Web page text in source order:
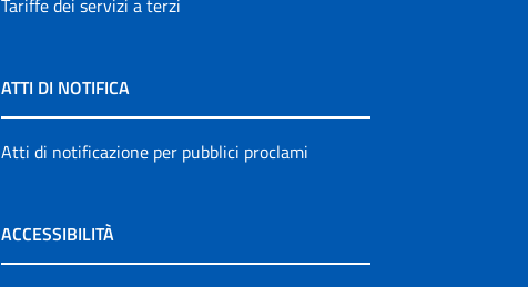
Tariffe dei servizi a terzi
ATTI DI NOTIFICA
Atti di notificazione per pubblici proclami
ACCESSIBILITÀ